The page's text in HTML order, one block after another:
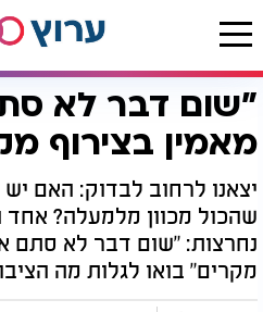
דף הבית יהדות "שום דבר לא סתם - אני לא מאמין בצירוף מקרים""שום דבר לא
מאמין בצירוף
יצאנו לרחוב לבדוק: האם
שהכול מכוון מלמעלה? אחד
נחרצות: "שום דבר לא סתם
מקרים" בואו לגלות מה